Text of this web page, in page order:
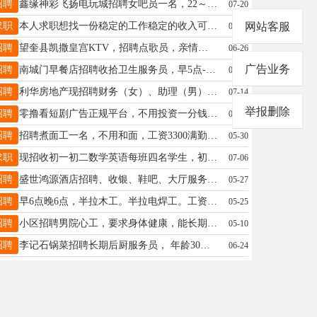
聘 鑫缘神彩飞扬电玩城招聘女吧员一名，22～35岁，底薪2000+满勤200+提成（当天结算） 时间：早九晚十上一天休一天 节假日除外 电话：16616079212 07-20
职 本人求职想找一份稳定的工作稳定的收入可长期本人之前从事别克4S店销售顾问，海南省碧桂园保安会开车手动自动挡均可，熟悉4米2箱货驾驶C1驾驶证退役军人有需要电话17504328600 05-09
聘 望奎县凯撒皇宫KTV，招聘点歌员，亲情管理，来去自由，月薪过万，有保底，诚邀带队和个人合作，电话:18645575747（微信同步） 06-26
聘 南城门早餐店招聘收拾卫生服务员，早5点-14点，，活好干，老板事特别少。有意者联系电话15045062694 07-19
聘 利华房地产现招聘财务（女）、助理（男），要求：25-35岁，大专及以上学历，财经相关专业，有工作经验。薪资面议，联系电话：13351359335，微信同步。 07-14
聘 零撸看短剧广告正规平台，不用投资一分钱，每天收益50-100元，安全可靠，适合所有人，想做的微信电话咨询！a18724373458 02-10
聘 招聘煮面工一名，不用和面，工资3300满勤200四个半天休息，电话15245519997 05-30
职 现招收初一初二数学英语每班四名学生，初三初四数理化英每班四名学生，暑假作业全科辅导四名学生，常期一对一辅导，所有科目本人亲自代18746568796 07-06
聘 盛世鸿源酒店招聘、收银、鞋吧、大厅服务员、女浴服务员、松骨房嫂、男浴服务生、工资待遇高、电话19060653234 05-27
聘 早6点晚6点，半拉木工。半拉电焊工。工资一天120。年龄在25~50岁之间。天天有活。电话是18645580452。 05-25
聘 小区招聘男院心工，要求身体健康，能长期工作，具体事宜面谈，电话13945506472 05-10
聘 李记石锅菜招聘长期后厨服务员， 年龄30岁以上 时间早7:30~晚8:00， 工资2800~3000， 不压工资，店小活好干。 电话:13356025033 地址:老二中西30米 06-24
网站客服
广告业务
举报删除